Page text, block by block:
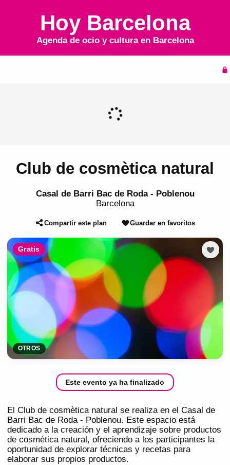
Hoy Barcelona
Agenda de ocio y cultura en Barcelona
Club de cosmètica natural
Casal de Barri Bac de Roda - Poblenou
Barcelona
Compartir este plan Guardar en favoritos
Gratis
OTROS
Este evento ya ha finalizado
El Club de cosmètica natural se realiza en el Casal de
Barri Bac de Roda - Poblenou. Este espacio está
dedicado a la creación y el aprendizaje sobre productos
de cosmética natural, ofreciendo a los participantes la
oportunidad de explorar técnicas y recetas para
elaborar sus propios productos.